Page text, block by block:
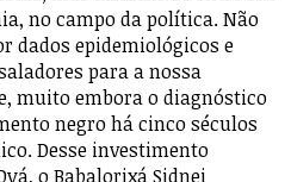
no campo da política. Não
dados epidemiológicos e
para a nossa
muito embora o diagnóstico
negro há cinco séculos
Desse investimento
o Babalorixá Sidnei